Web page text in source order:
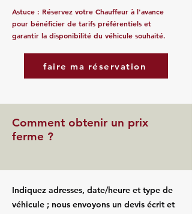
Astuce : Réservez votre Chauffeur à l'avance
pour bénéficier de tarifs préférentiels et
garantir la disponibilité du véhicule souhaité.
faire ma réservation
Comment obtenir un prix
ferme ?
Indiquez adresses, date/heure et type de
véhicule ; nous envoyons un devis écrit et